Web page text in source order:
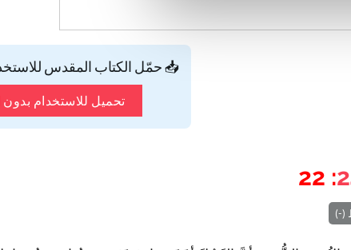
📥 حمّل الكتاب المقدس
تحميل للاستخدام بدون
: 22
(-)